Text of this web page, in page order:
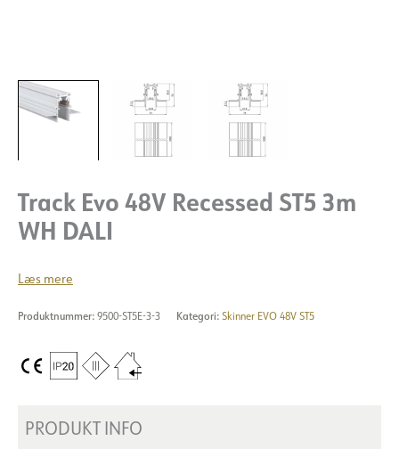
Track Evo 48V Recessed ST5 3m
WH DALI
Læs mere
Produktnummer: 9500-ST5E-3-3 Kategori: Skinner EVO 48V ST5
PRODUKT INFO